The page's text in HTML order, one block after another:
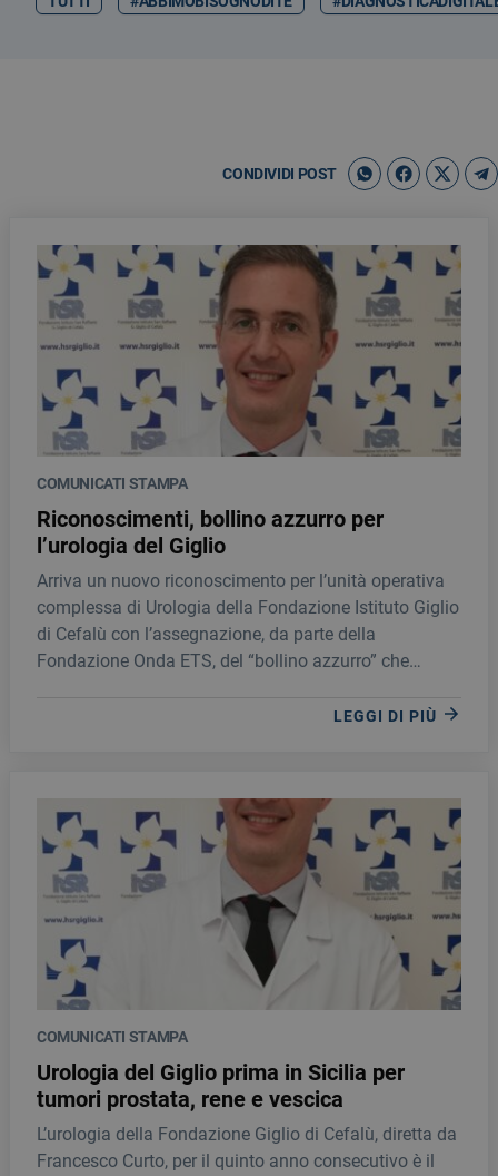
CONDIVIDI POST
COMUNICATI STAMPA
Riconoscimenti, bollino azzurro per
l’urologia del Giglio
Arriva un nuovo riconoscimento per l’unità operativa
complessa di Urologia della Fondazione Istituto Giglio
di Cefalù con l’assegnazione, da parte della
Fondazione Onda ETS, del “bollino azzurro” che
LEGGI DI PIÙ
COMUNICATI STAMPA
Urologia del Giglio prima in Sicilia per
tumori prostata, rene e vescica
L’urologia della Fondazione Giglio di Cefalù, diretta da
Francesco Curto, per il quinto anno consecutivo è il